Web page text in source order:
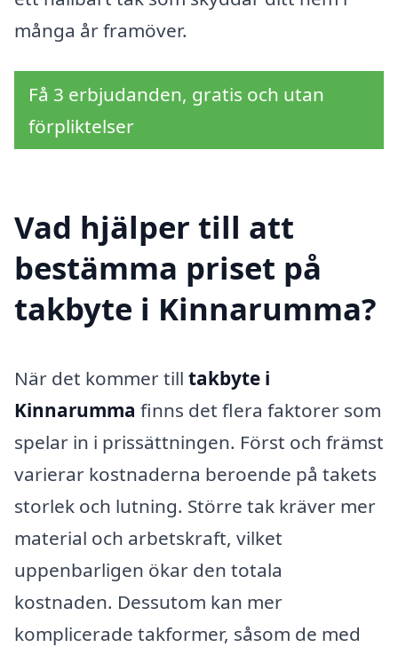
många år framöver.
Få 3 erbjudanden, gratis och utan
förpliktelser
Vad hjälper till att
bestämma priset på
takbyte i Kinnarumma?
När det kommer till takbyte i
Kinnarumma finns det flera faktorer som
spelar in i prissättningen. Först och främst
varierar kostnaderna beroende på takets
storlek och lutning. Större tak kräver mer
material och arbetskraft, vilket
uppenbarligen ökar den totala
kostnaden. Dessutom kan mer
komplicerade takformer, såsom de med